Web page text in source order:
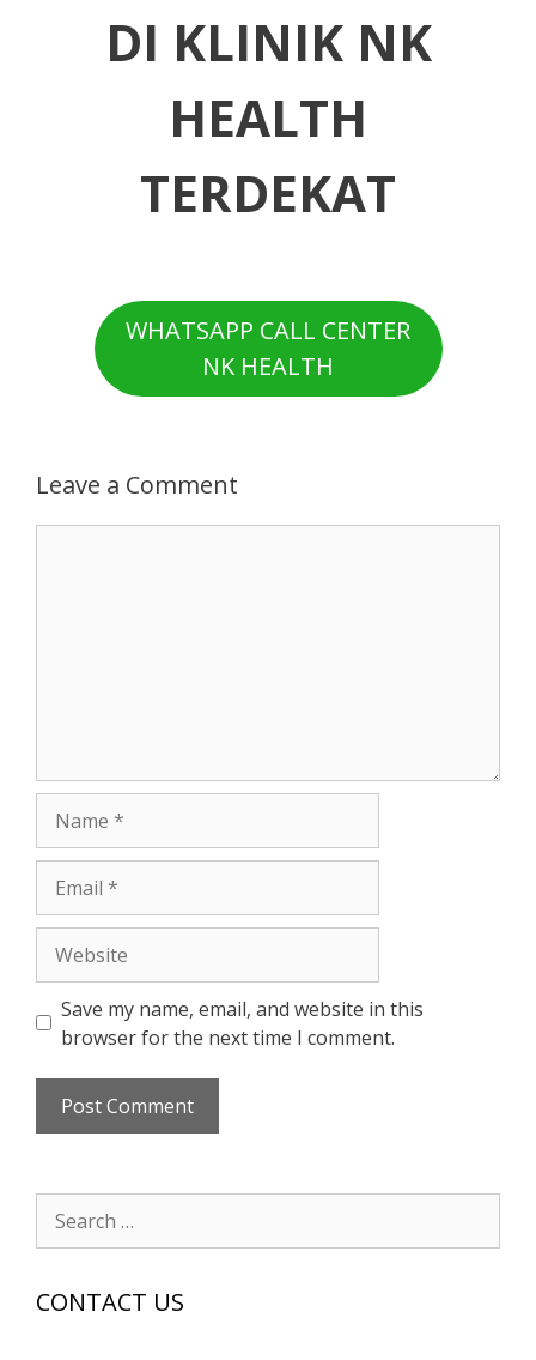
DI KLINIK NK
HEALTH
TERDEKAT
WHATSAPP CALL CENTER
NK HEALTH
Leave a Comment
Save my name, email, and website in this
browser for the next time I comment.
Search
for:
CONTACT US